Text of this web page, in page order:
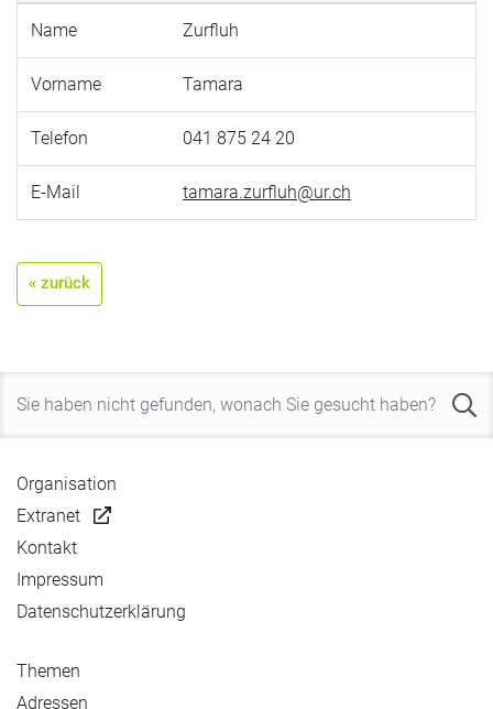
Name Zurfluh
Vorname Tamara
Telefon 041 875 24 20
E-Mail tamara.zurfluh@ur.ch
« zurück
Organisation
Extranet
Kontakt
Impressum
Datenschutzerklärung
Themen
Adressen